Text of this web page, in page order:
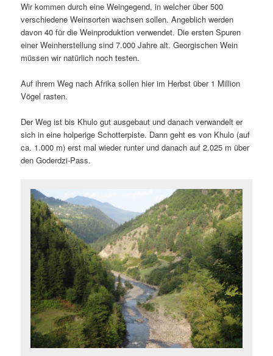
Wir kommen durch eine Weingegend, in welcher über 500
verschiedene Weinsorten wachsen sollen. Angeblich werden
davon 40 für die Weinproduktion verwendet. Die ersten Spuren
einer Weinherstellung sind 7.000 Jahre alt. Georgischen Wein
müssen wir natürlich noch testen.
Auf ihrem Weg nach Afrika sollen hier im Herbst über 1 Million
Vögel rasten.
Der Weg ist bis Khulo gut ausgebaut und danach verwandelt er
sich in eine holperige Schotterpiste. Dann geht es von Khulo (auf
ca. 1.000 m) erst mal wieder runter und danach auf 2.025 m über
den Goderdzi-Pass.